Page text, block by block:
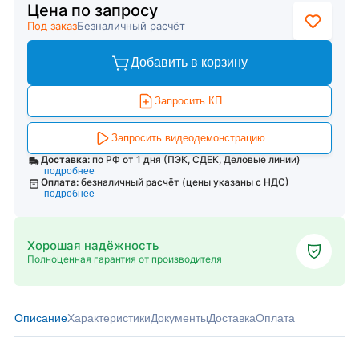
Цена по запросу
Под заказБезналичный расчёт
Добавить в корзину
Запросить КП
Запросить видеодемонстрацию
Доставка: по РФ от 1 дня (ПЭК, СДЕК, Деловые линии)
подробнее
Оплата: безналичный расчёт (цены указаны с НДС)
подробнее
Хорошая надёжность
Полноценная гарантия от производителя
ОписаниеХарактеристикиДокументыДоставкаОплата